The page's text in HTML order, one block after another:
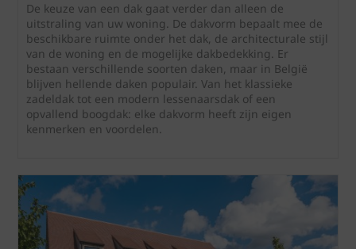
De keuze van een dak gaat verder dan alleen de
uitstraling van uw woning. De dakvorm bepaalt mee de
beschikbare ruimte onder het dak, de architecturale stijl
van de woning en de mogelijke dakbedekking. Er
bestaan verschillende soorten daken, maar in België
blijven hellende daken populair. Van het klassieke
zadeldak tot een modern lessenaarsdak of een
opvallend boogdak: elke dakvorm heeft zijn eigen
kenmerken en voordelen.